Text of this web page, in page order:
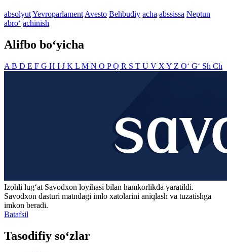
absolyutYevroparlament Avesto Behbudiy acha abssissa Neptun
abro‘ achinish
Alifbo bo‘yicha
A B D E F G H I J K L M N O PQ R S T U V X Y Z O‘ G‘ Sh Ch
Izohli lugʻat Savodxon loyihasi bilan hamkorlikda yaratildi.
Savodxon dasturi matndagi imlo xatolarini aniqlash va tuzatishga
imkon beradi.
Batafsil
Tasodifiy so‘zlar